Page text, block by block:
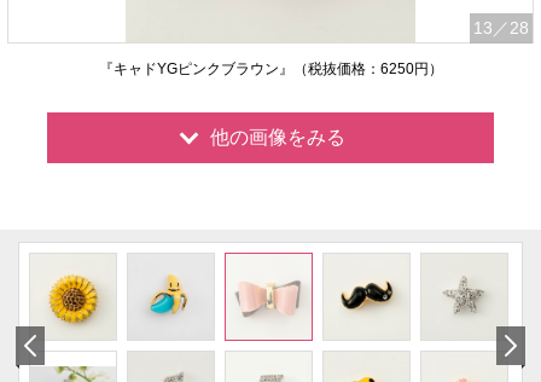
13 ／28
『キャドYGピンクブラウン』（税抜価格：6250円）
他の画像をみる